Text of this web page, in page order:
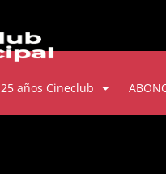
25 años Cineclub